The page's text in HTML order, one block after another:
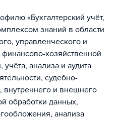
«Бухгалтерский учёт,
знаний в области
управленческого и
финансово-хозяйственной
анализа и аудита
судебно-
внутреннего и внешнего
обработки данных,
анализа